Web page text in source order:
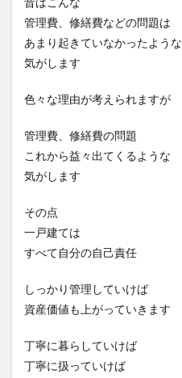
管理費、修繕費などの問題は
あまり起きていなかったような
気がします
色々な理由が考えられますが
管理費、修繕費の問題
これから益々出てくるような
気がします
その点
一戸建ては
すべて自分の自己責任
しっかり管理していけば
資産価値も上がっていきます
丁寧に暮らしていけば
丁寧に扱っていけば